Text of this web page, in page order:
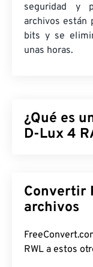
seguridad y
archivos están
bits y se
unas horas.
¿Qué es
D-Lux 4
D-Lux 4.Los
función quelos
casi toda la
principal
Convertir RWL a otros tipos de
archivos
RWL a estos